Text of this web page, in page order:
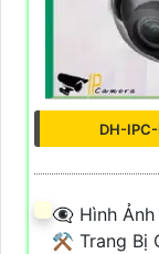
DH-
👁️‍🗨 Hình
⚒ Trang Bị